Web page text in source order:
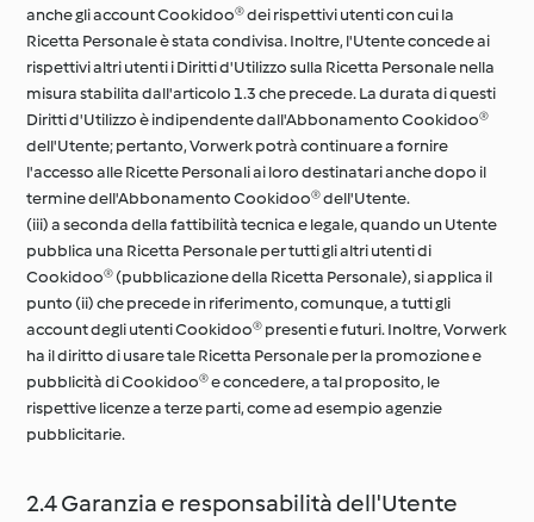
anche gli account Cookidoo® dei rispettivi utenti con cui la
Ricetta Personale è stata condivisa. Inoltre, l'Utente concede ai
rispettivi altri utenti i Diritti d'Utilizzo sulla Ricetta Personale nella
misura stabilita dall'articolo 1.3 che precede. La durata di questi
Diritti d'Utilizzo è indipendente dall'Abbonamento Cookidoo®
dell'Utente; pertanto, Vorwerk potrà continuare a fornire
l'accesso alle Ricette Personali ai loro destinatari anche dopo il
termine dell'Abbonamento Cookidoo® dell'Utente.
(iii) a seconda della fattibilità tecnica e legale, quando un Utente
pubblica una Ricetta Personale per tutti gli altri utenti di
Cookidoo® (pubblicazione della Ricetta Personale), si applica il
punto (ii) che precede in riferimento, comunque, a tutti gli
account degli utenti Cookidoo® presenti e futuri. Inoltre, Vorwerk
ha il diritto di usare tale Ricetta Personale per la promozione e
pubblicità di Cookidoo® e concedere, a tal proposito, le
rispettive licenze a terze parti, come ad esempio agenzie
pubblicitarie.
2.4 Garanzia e responsabilità dell'Utente